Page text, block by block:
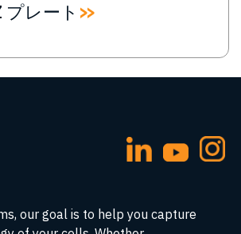
プレート
our goal is to help you capture